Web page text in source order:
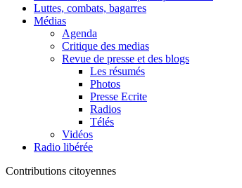
Luttes, combats, bagarres
Médias
Agenda
Critique des medias
Revue de presse et des blogs
Les résumés
Photos
Presse Ecrite
Radios
Télés
Vidéos
Radio libérée
Contributions citoyennes